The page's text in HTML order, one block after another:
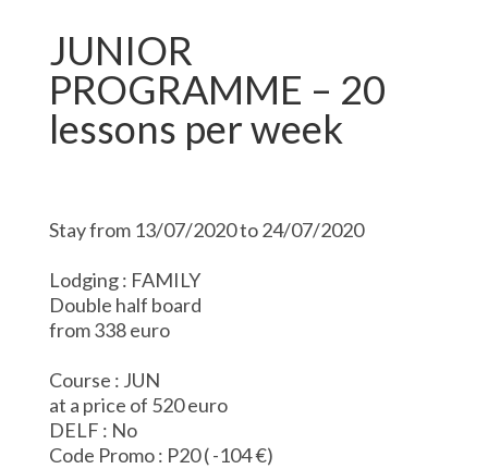
JUNIOR
PROGRAMME – 20
lessons per week
Stay from 13/07/2020 to 24/07/2020
Lodging : FAMILY
Double half board
from 338 euro
Course : JUN
at a price of 520 euro
DELF : No
Code Promo : P20 ( -104 €)